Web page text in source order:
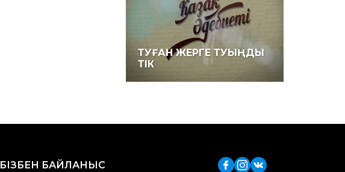
ТУҒАН ЖЕРГЕ ТУЫҢДЫ
ТІК
БІЗБЕН БАЙЛАНЫС